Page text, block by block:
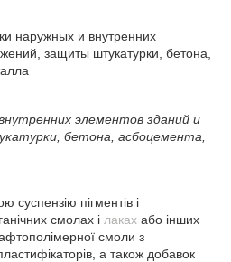
наружных и внутренних
защиты штукатурки, бетона,
элементов зданий и
бетона, асбоцемента,
пігментів і
смолах і лаках або інших
смоли з
а також добавок